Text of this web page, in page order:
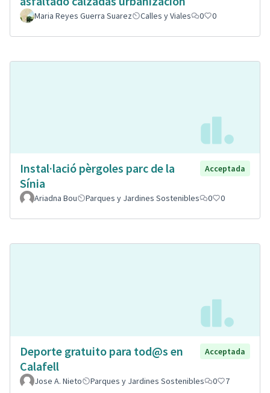
Maria Reyes Guerra Suarez Calles y Viales 0 0
Instal·lació pèrgoles parc de la
Sínia
Acceptada
Ariadna Bou Parques y Jardines Sostenibles 0 0
Deporte gratuito para tod@s en
Calafell
Acceptada
Jose A. Nieto Parques y Jardines Sostenibles 0 7